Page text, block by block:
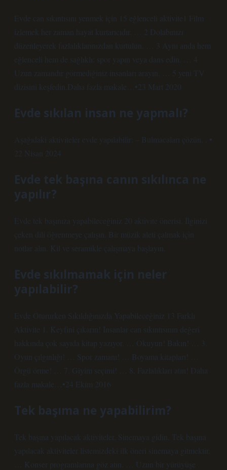
Evde can sıkıntısını yenmek için 15 eğlenceli aktivite1 Film
izlemek her zaman hayat kurtarıcıdır. … 2 Dolabınızı
düzenleyerek fazlalıklarınızdan kurtulun. … 3 Aynı anda hem
eğlenceli hem de sağlıklı: spor yapın veya dans edin. … 4
Uzun zamandır görmediğiniz insanları arayın. … 5 yeni TV
dizisini keşfedin.Daha fazla makale…•23 Mart 2020
Evde sıkılan insan ne yapmalı?
Aşağıdaki aktiviteler evde yapılabilir: – Bulmacaları çözün. . •
22 Nisan 2024
Evde tek başına canın sıkılınca ne
yapılır?
Evde tek başınıza yapabileceğiniz 20 aktivite önerisi. İlginizi
çeken dili öğrenmeye çalışın. Bir müzik aleti çalmak için
notlar alın. Kil ve seramikle çalışmaya başlayın.
Evde sıkılmamak için neler
yapılabilir?
Evde Otururken Sıkıldığınızda Yapabileceğiniz 13 Farklı
Aktivite 1. Keyfini çıkarın! İnsanlar can sıkıntısının değeri
hakkında çok sayıda kitap yazıyor. … Okuyun! Bakın! … 3.
Oyun çılgınlığı! … Spor zamanı! … Boyama kitapları! …
Örgü örme! … 7. Giyim seçimi! … 8. Fazlalıkları atın! Daha
fazla makale…•24 Ekim 2016
Tek başıma ne yapabilirim?
Tek başına yapılacak aktiviteler. Sinemaya gidin. Tek başına
yapılacak aktiviteler listemizdeki ilk öneri sinemaya gitmektir.
… Konser programlarına göz atın. … Uzun bir yürüyüşe